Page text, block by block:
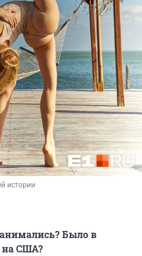
истории
Было в
на США?